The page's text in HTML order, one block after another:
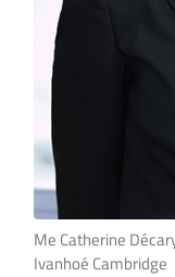
Publier
un
emploi
Publicité
Solutions de
recrutements
TROUVEZ-
NOUS
Me Catherine
Ivanhoé Cambridge